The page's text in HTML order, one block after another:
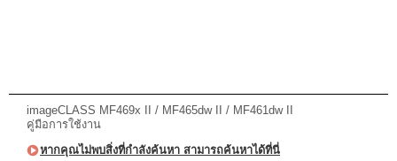
imageCLASS MF469x II / MF465dw II / MF461dw II
คู่มือการใช้งาน
หากคุณไม่พบสิ่งที่กำลังค้นหา สามารถค้นหาได้ที่นี่